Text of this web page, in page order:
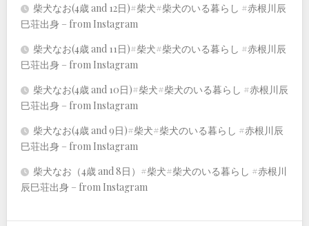
柴犬なお(4歳 and 12日)#柴犬#柴犬のいる暮らし #赤根川辰
巳荘出身 – from Instagram
柴犬なお(4歳 and 11日)#柴犬#柴犬のいる暮らし #赤根川辰
巳荘出身 – from Instagram
柴犬なお(4歳 and 10日)#柴犬#柴犬のいる暮らし #赤根川辰
巳荘出身 – from Instagram
柴犬なお(4歳 and 9日)#柴犬#柴犬のいる暮らし #赤根川辰
巳荘出身 – from Instagram
柴犬なお（4歳 and 8日）#柴犬#柴犬のいる暮らし #赤根川
辰巳荘出身 – from Instagram